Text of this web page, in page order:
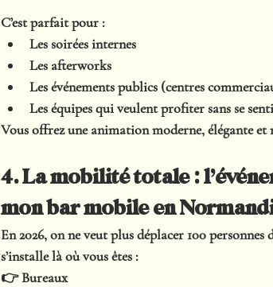
C’est parfait pour :
Les soirées internes
Les afterworks
Les événements publics (centres
Les équipes qui veulent profiter sans se
Vous offrez une animation moderne, élégante et
4. La mobilité totale :
mon bar mobile en
En 2026, on ne veut plus déplacer 100
s’installe là où vous êtes :
👉 Bureaux